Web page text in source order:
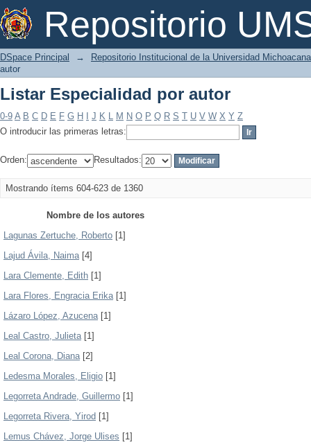
Repositorio
Listar Especialidad por autor
DSpace Principal →
Repositorio Institucional de la Universidad
autor
Listar Especialidad por autor
0-9 A B C D E F G H J K L M N O P Q R S T U V W X Y Z
O introducir las primeras letras:
Orden: Resultados:
Mostrando ítems 604-623 de 1360
Nombre de los autores
Lagunas Zertuche, Roberto [1]
Lajud Ávila, Naima[4]
Lara Clemente, Edith [1]
Lara Flores, Engracia Erika[1]
Lázaro López, Azucena[1]
Leal Castro, Julieta[1]
Leal Corona, Diana[2]
Ledesma Morales, Eligio [1]
Legorreta Andrade, Guillermo [1]
Legorreta Rivera, Yirod [1]
Lemus Chávez, Jorge Ulises [1]